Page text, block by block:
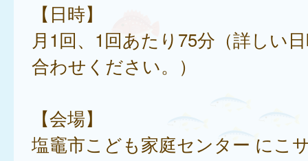
【日時】
月1回、1回あたり75分（詳しい
合わせください。）
【会場】
塩竈市こども家庭センター にこ